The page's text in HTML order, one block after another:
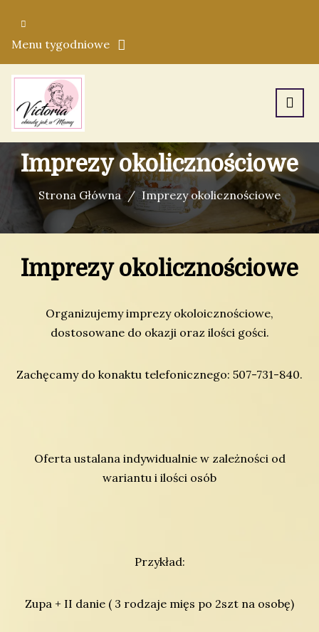
Menu tygodniowe
Imprezy okolicznościowe
Strona Główna Imprezy okolicznościowe
Imprezy okolicznościowe
Organizujemy imprezy okoloicznościowe,
dostosowane do okazji oraz ilości gości.
Zachęcamy do konaktu telefonicznego: 507-731-840.
Oferta ustalana indywidualnie w zależności od
wariantu i ilości osób
Przykład:
Zupa + II danie ( 3 rodzaje mięs po 2szt na osobę)